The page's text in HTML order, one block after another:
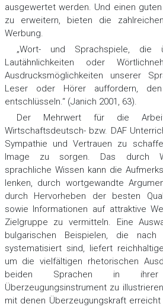
ausgewertet werden. Und einen
zu erweitern, bieten die
Werbung.
„Wort- und Sprachspiele, die
Lautähnlichkeiten oder
Ausdrucksmöglichkeiten unserer
Leser oder Hörer auffordern,
entschlüsseln.“ (Janich 2001, 63).
Der Mehrwert für die
Wirtschaftsdeutsch- bzw. DAF
Sympathie und Vertrauen zu
Image zu sorgen. Das durch
sprachliche Wissen kann die
lenken, durch wortgewandte
durch Hervorheben der besten
sowie Informationen auf attraktive
Zielgruppe zu vermitteln. Eine
bulgarischen Beispielen, die nach
systematisiert sind, liefert
um die vielfältigen rhetorischen
beiden Sprachen in ihrer
Überzeugungsinstrument zu
mit denen Überzeugungskraft